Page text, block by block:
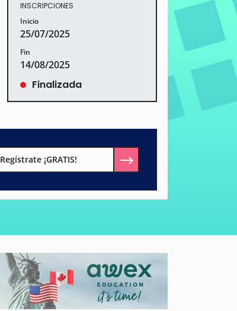
INSCRIPCIONES
Inicio
25/07/2025
Fin
14/08/2025
Finalizada
Regístrate ¡GRATIS!